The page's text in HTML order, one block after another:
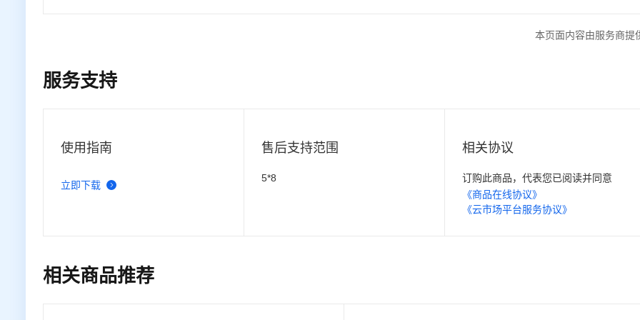
本页面内容由服务商提
服务支持
使用指南
立即下载
售后支持范围
5*8
相关协议
订购此商品，代表您已阅读并同意
《商品在线协议》
《云市场平台服务协议》
相关商品推荐